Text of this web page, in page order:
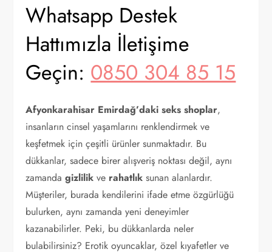
Whatsapp Destek
Hattımızla İletişime
Geçin:0850 304 85 15
Afyonkarahisar Emirdağ’daki seks shoplar,
insanların cinsel yaşamlarını renklendirmek ve
keşfetmek için çeşitli ürünler sunmaktadır. Bu
dükkanlar, sadece birer alışveriş noktası değil, aynı
zamandagizlilik ve rahatlık sunan alanlardır.
Müşteriler, burada kendilerini ifade etme özgürlüğü
bulurken, aynı zamanda yeni deneyimler
kazanabilirler. Peki, bu dükkanlarda neler
bulabilirsiniz? Erotik oyuncaklar, özel kıyafetler ve